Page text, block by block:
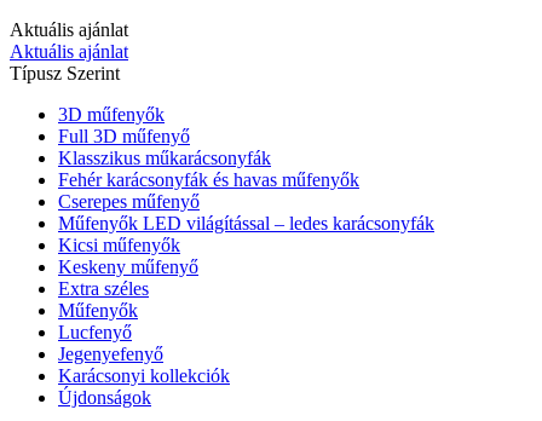
Aktuális ajánlat
Aktuális ajánlat
Típusz Szerint
3D műfenyők
Full 3D műfenyő
Klasszikus műkarácsonyfák
Fehér karácsonyfák és havas műfenyők
Cserepes műfenyő
Műfenyők LED világítással – ledes karácsonyfák
Kicsi műfenyők
Keskeny műfenyő
Extra széles
Műfenyők
Lucfenyő
Jegenyefenyő
Karácsonyi kollekciók
Újdonságok